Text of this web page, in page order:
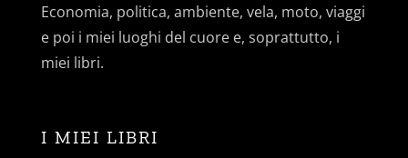
Economia, politica, ambiente, vela, moto, viaggi
e poi i miei luoghi del cuore e, soprattutto, i
miei libri.
I MIEI LIBRI